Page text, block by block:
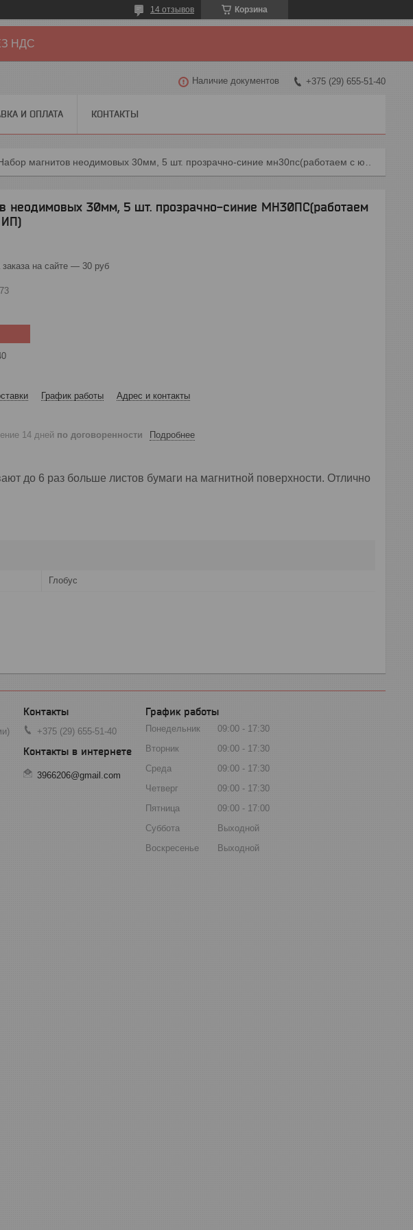
Корзина
14 отзывов
НДС
Наличие документов +375 (29) 655-51-40
И ОПЛАТА КОНТАКТЫ
неодимовых 30мм, 5 шт. прозрачно-синие МН30ПС(работаем
на сайте — 30 руб
График работы Адрес и контакты
14 дней по договоренности Подробнее
до 6 раз больше листов бумаги на магнитной поверхности. Отлично
Глобус
+375 (29) 655-51-40
3966206@gmail.com
График работы
Понедельник 09:00
17:30
Вторник
09:00
17:30
Среда
09:00
17:30
Четверг
09:00
17:30
Пятница
09:00
17:00
Суббота
Выходной
Воскресенье
Выходной